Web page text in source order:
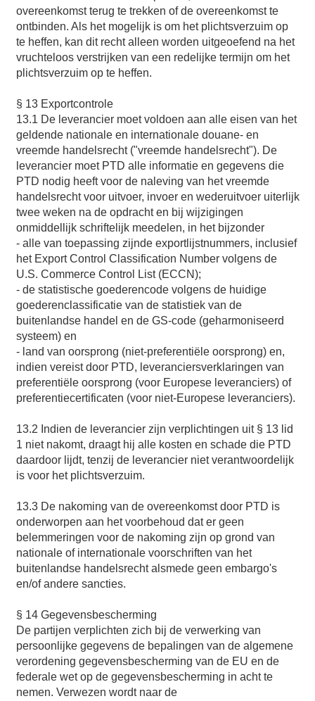
overeenkomst terug te trekken of de overeenkomst te
ontbinden. Als het mogelijk is om het plichtsverzuim op
te heffen, kan dit recht alleen worden uitgeoefend na het
vruchteloos verstrijken van een redelijke termijn om het
plichtsverzuim op te heffen.
§ 13 Exportcontrole
13.1 De leverancier moet voldoen aan alle eisen van het
geldende nationale en internationale douane- en
vreemde handelsrecht ("vreemde handelsrecht"). De
leverancier moet PTD alle informatie en gegevens die
PTD nodig heeft voor de naleving van het vreemde
handelsrecht voor uitvoer, invoer en wederuitvoer uiterlijk
twee weken na de opdracht en bij wijzigingen
onmiddellijk schriftelijk meedelen, in het bijzonder
- alle van toepassing zijnde exportlijstnummers, inclusief
het Export Control Classification Number volgens de
U.S. Commerce Control List (ECCN);
- de statistische goederencode volgens de huidige
goederenclassificatie van de statistiek van de
buitenlandse handel en de GS-code (geharmoniseerd
systeem) en
- land van oorsprong (niet-preferentiële oorsprong) en,
indien vereist door PTD, leveranciersverklaringen van
preferentiële oorsprong (voor Europese leveranciers) of
preferentiecertificaten (voor niet-Europese leveranciers).
13.2 Indien de leverancier zijn verplichtingen uit § 13 lid
1 niet nakomt, draagt hij alle kosten en schade die PTD
daardoor lijdt, tenzij de leverancier niet verantwoordelijk
is voor het plichtsverzuim.
13.3 De nakoming van de overeenkomst door PTD is
onderworpen aan het voorbehoud dat er geen
belemmeringen voor de nakoming zijn op grond van
nationale of internationale voorschriften van het
buitenlandse handelsrecht alsmede geen embargo's
en/of andere sancties.
§ 14 Gegevensbescherming
De partijen verplichten zich bij de verwerking van
persoonlijke gegevens de bepalingen van de algemene
verordening gegevensbescherming van de EU en de
federale wet op de gegevensbescherming in acht te
nemen. Verwezen wordt naar de